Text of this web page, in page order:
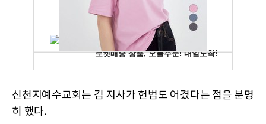
신천지예수교회는 김 지사가 헌법도 어겼다는 점을 분명
히 했다.